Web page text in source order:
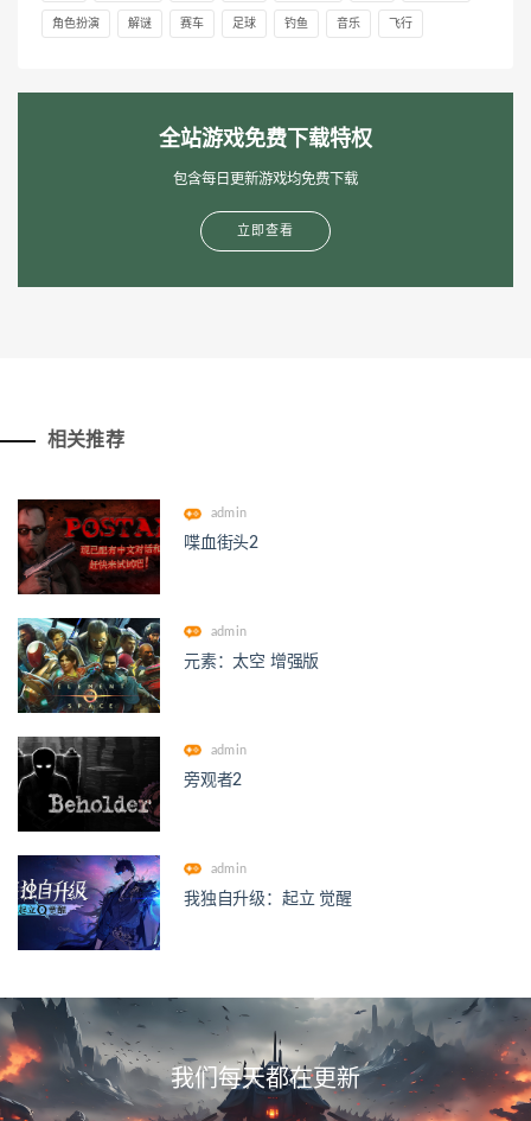
角色扮演 解谜 赛车 足球 钓鱼 音乐 飞行
全站游戏免费下载特权
包含每日更新游戏均免费下载
立即查看
相关推荐
admin
喋血街头2
admin
元素：太空 增强版
admin
旁观者2
admin
我独自升级：起立 觉醒
我们每天都在更新